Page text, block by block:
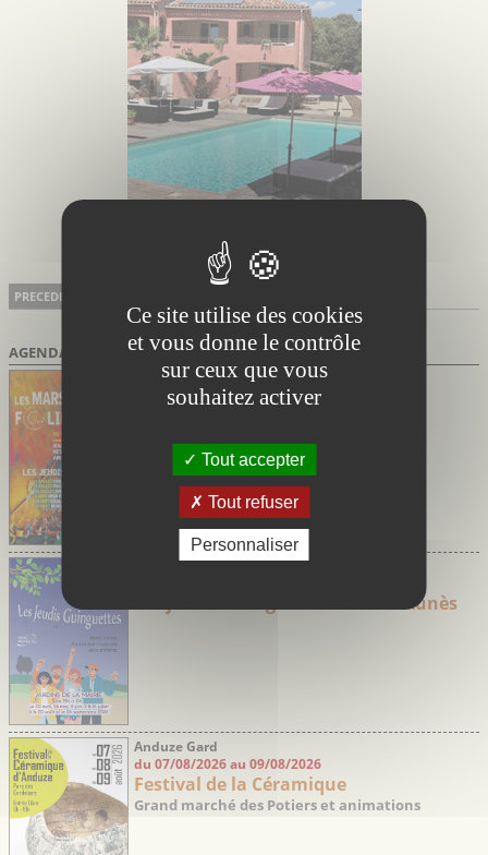
PRECEDENT <<
AGENDA DES SORTIES
Marsillargues Hérault
du 02/07/2026 au 27/08/2026
concerts
Saint-Aunès Hérault
Les jeudis Guinguette de Saint-Aunès
Anduze Gard
du 07/08/2026 au 09/08/2026
Festival de la Céramique
Grand marché des Potiers et animations
Ce site utilise des cookies
et vous donne le contrôle
sur ceux que vous
souhaitez activer
Tout accepter
Tout refuser
Personnaliser